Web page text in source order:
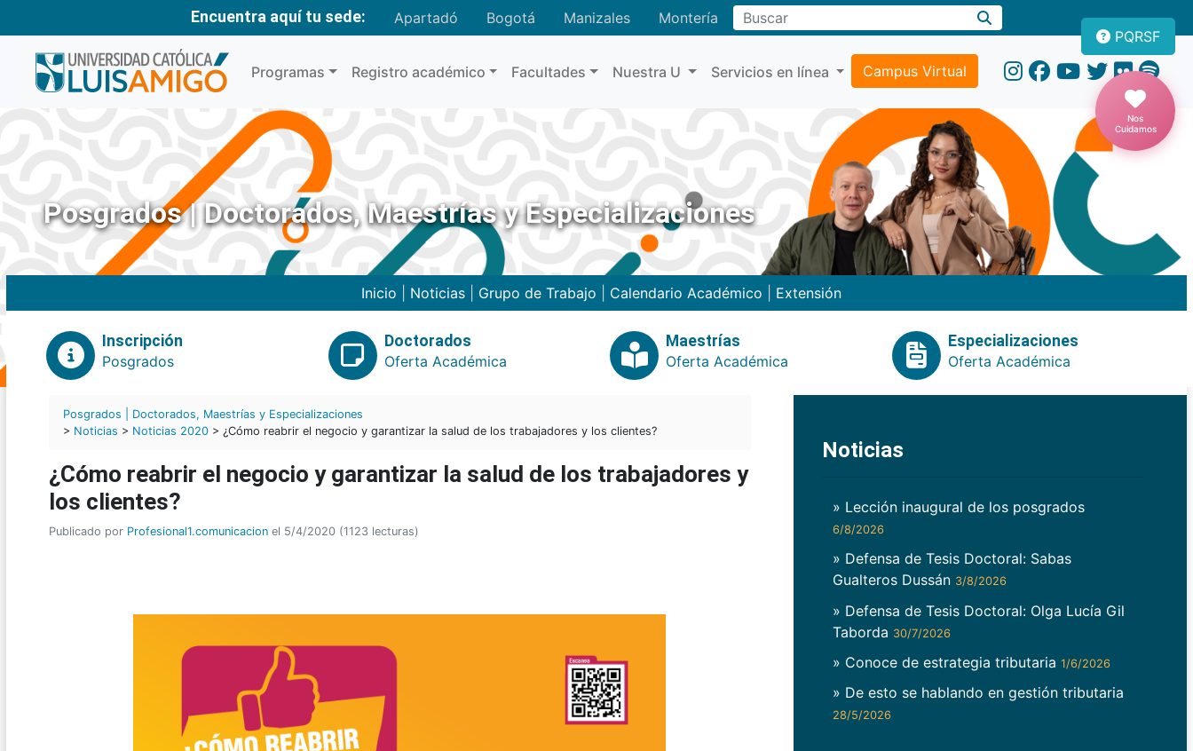
Encuentra aquí tu sede: Apartadó Bogotá Manizales MonteríaBuscar
Programas Registro académico Facultades Nuestra U Servicios en línea Campus Virtual
PQRSF
Nos
Cuidamos
Posgrados | Doctorados, Maestrías y Especializaciones
Inicio Noticias| Grupo de Trabajo Calendario Académico Extensión
Inscripción
Posgrados
Doctorados
Oferta Académica
Maestrías
Oferta Académica
Especializaciones
Oferta Académica
Posgrados | Doctorados, Maestrías y Especializaciones
> Noticias > Noticias 2020 > ¿Cómo reabrir el negocio y garantizar la salud de los trabajadores y los clientes?
¿Cómo reabrir el negocio y garantizar la salud de los trabajadores y
los clientes?
Publicado por Profesional1.comunicacion el 5/4/2020 (1123 lecturas)
Noticias
» Lección inaugural de los posgrados
6/8/2026
» Defensa de Tesis Doctoral: Sabas
Gualteros Dussán 3/8/2026
» Defensa de Tesis Doctoral: Olga Lucía Gil
Taborda 30/7/2026
» Conoce de estrategia tributaria 1/6/2026
» De esto se hablando en gestión tributaria
28/5/2026